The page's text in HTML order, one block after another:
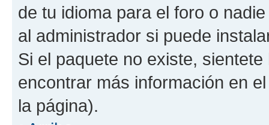
de tu idioma para el foro o
al administrador si puede
Si el paquete no existe,
encontrar más información en
la página).